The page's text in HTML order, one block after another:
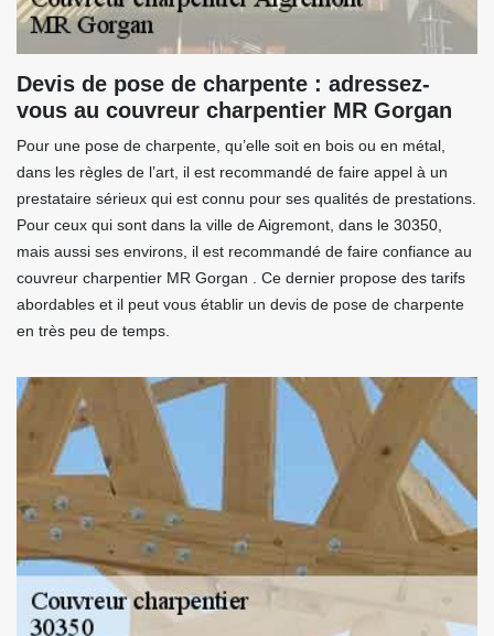
Devis de pose de charpente : adressez-
vous au couvreur charpentier MR Gorgan
Pour une pose de charpente, qu’elle soit en bois ou en métal,
dans les règles de l’art, il est recommandé de faire appel à un
prestataire sérieux qui est connu pour ses qualités de prestations.
Pour ceux qui sont dans la ville de Aigremont, dans le 30350,
mais aussi ses environs, il est recommandé de faire confiance au
couvreur charpentier MR Gorgan . Ce dernier propose des tarifs
abordables et il peut vous établir un devis de pose de charpente
en très peu de temps.